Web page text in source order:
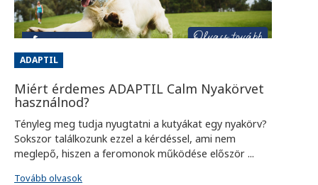
ADAPTIL
Miért érdemes ADAPTIL Calm Nyakörvet
használnod?
Tényleg meg tudja nyugtatni a kutyákat egy nyakörv?
Sokszor találkozunk ezzel a kérdéssel, ami nem
meglepő, hiszen a feromonok működése először ...
Tovább olvasok